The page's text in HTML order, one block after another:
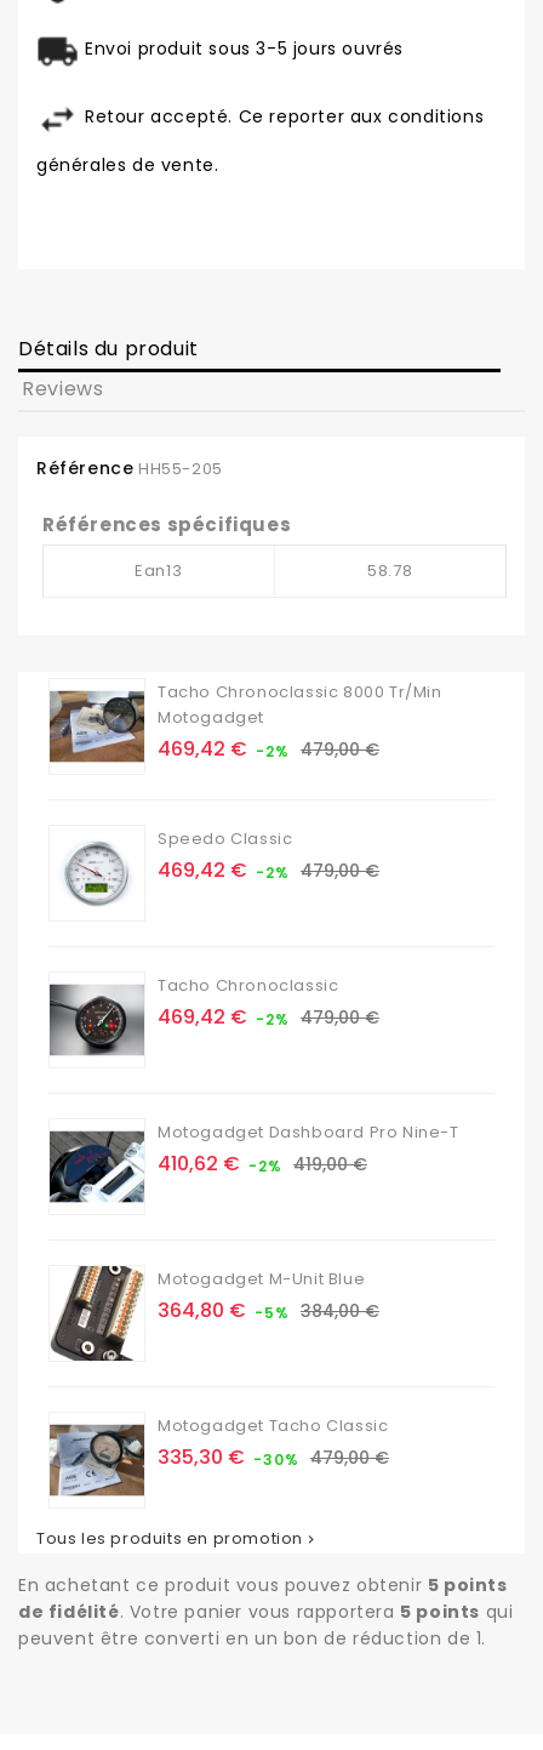
Envoi produit sous 3-5 jours ouvrés
Retour accepté. Ce reporter aux conditions
générales de vente.
Détails du produit
Reviews
Référence HH55-205
Références spécifiques
Ean13 58.78
Tacho Chronoclassic 8000 Tr/min
Motogadget
Prix
469,42 € -2% Prix
479,00 €
Speedo Classic
Prix
469,42 € -2% Prix
479,00 €
Tacho Chronoclassic
Prix
469,42 € -2% Prix
479,00 €
Motogadget Dashboard Pro Nine-T
Prix
410,62 € -2% Prix
419,00 €
Motogadget M-Unit Blue
Prix
364,80 € -5% Prix
384,00 €
Motogadget Tacho Classic
Prix
335,30 € -30% Prix
479,00 €
Tous les produits en promotion 
En achetant ce produit vous pouvez obtenir 5 points
de fidélité. Votre panier vous rapportera 5 points qui
peuvent être converti en un bon de réduction de 1.